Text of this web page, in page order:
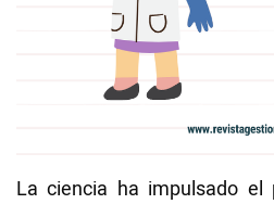
La ciencia ha impulsado el